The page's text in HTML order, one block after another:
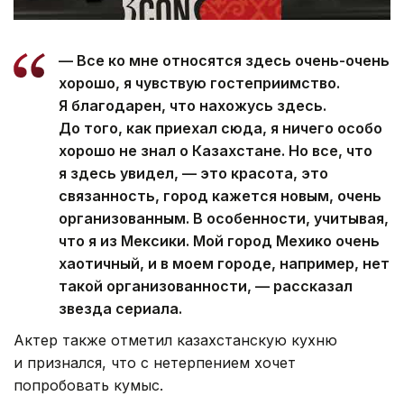
— Все ко мне относятся здесь очень-очень
хорошо, я чувствую гостеприимство.
Я благодарен, что нахожусь здесь.
До того, как приехал сюда, я ничего особо
хорошо не знал о Казахстане. Но все, что
я здесь увидел, — это красота, это
связанность, город кажется новым, очень
организованным. В особенности, учитывая,
что я из Мексики. Мой город Мехико очень
хаотичный, и в моем городе, например, нет
такой организованности, — рассказал
звезда сериала.
Актер также отметил казахстанскую кухню
и признался, что с нетерпением хочет
попробовать кумыс.